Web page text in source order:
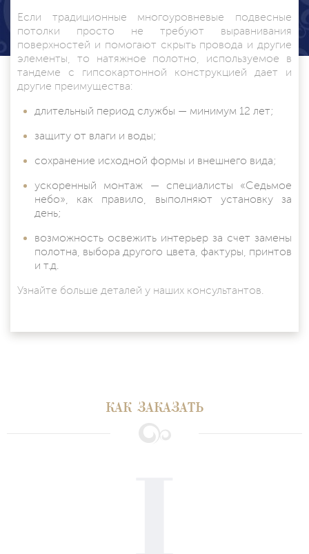
Если традиционные многоуровневые подвесные
потолки просто не требуют выравнивания
поверхностей и помогают скрыть провода и другие
элементы, то натяжное полотно, используемое в
тандеме с гипсокартонной конструкцией дает и
другие преимущества:
длительный период службы — минимум 12 лет;
защиту от влаги и воды;
сохранение исходной формы и внешнего вида;
ускоренный монтаж — специалисты «Седьмое
небо», как правило, выполняют установку за
день;
возможность освежить интерьер за счет замены
полотна, выбора другого цвета, фактуры, принтов
и т.д.
Узнайте больше деталей у наших консультантов.
КАК ЗАКАЗАТЬ